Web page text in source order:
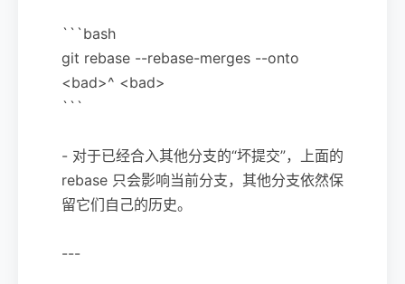
```bash
git rebase --rebase-merges --onto
<bad>^ <bad>
```
- 对于已经合入其他分支的“坏提交”，上面的
rebase 只会影响当前分支，其他分支依然保
留它们自己的历史。
---